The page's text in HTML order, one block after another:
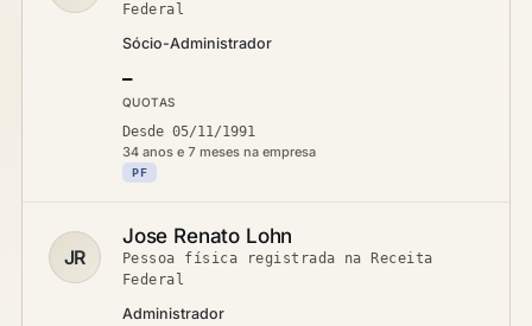
Federal
Sócio-Administrador
—
QUOTAS
Desde 05/11/1991
34 anos e 7 meses na empresa
PF
JR
Jose Renato Lohn
Pessoa física registrada na Receita
Federal
Administrador